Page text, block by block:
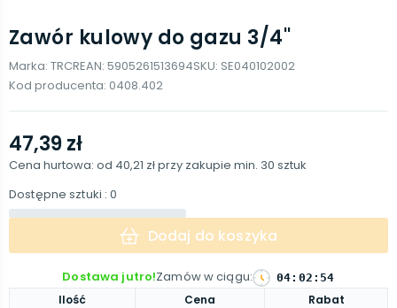
Zawór kulowy do gazu 3/4''
Marka: TRCREAN: 5905261513694SKU: SE040102002
Kod producenta: 0408.402
Ilość Cena
Rabat
47,39 zł
Cena hurtowa: od 40,21 złprzy zakupie min. 30 sztuk
Dostępne sztuki : 0
Dodaj do koszyka
Dostawa jutro!Zamów w ciągu: 04: 02 : 53